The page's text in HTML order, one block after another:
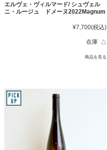
エルヴェ・ヴィルマード/ シュヴェル
ニ・ルージュ ドメーヌ2022Magnum
¥7,700(税込)
在庫 △
商品を見る